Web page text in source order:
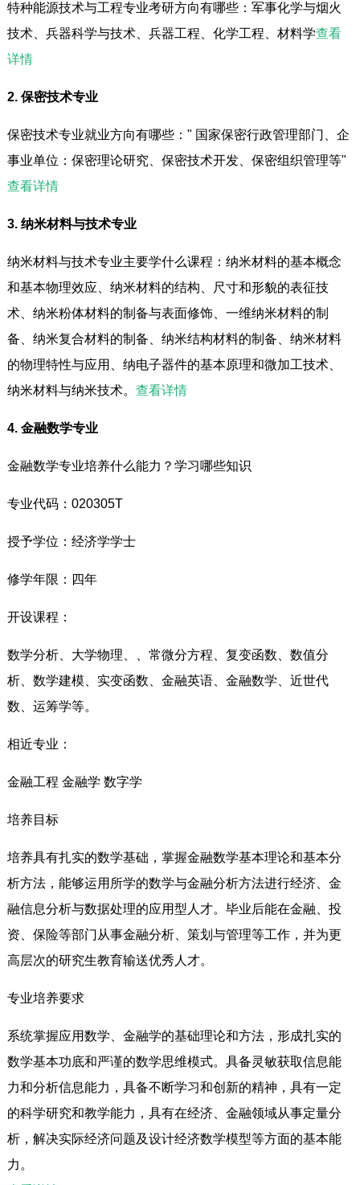
特种能源技术与工程专业考研方向有哪些：军事化学与烟火
技术、兵器科学与技术、兵器工程、化学工程、材料学查看
详情
2. 保密技术专业
保密技术专业就业方向有哪些：" 国家保密行政管理部门、企
事业单位：保密理论研究、保密技术开发、保密组织管理等"
查看详情
3. 纳米材料与技术专业
纳米材料与技术专业主要学什么课程：纳米材料的基本概念
和基本物理效应、纳米材料的结构、尺寸和形貌的表征技
术、纳米粉体材料的制备与表面修饰、一维纳米材料的制
备、纳米复合材料的制备、纳米结构材料的制备、纳米材料
的物理特性与应用、纳电子器件的基本原理和微加工技术、
纳米材料与纳米技术。 查看详情
4. 金融数学专业
金融数学专业培养什么能力？学习哪些知识
专业代码：020305T
授予学位：经济学学士
修学年限：四年
开设课程：
数学分析、大学物理、、常微分方程、复变函数、数值分
析、数学建模、实变函数、金融英语、金融数学、近世代
数、运筹学等。
相近专业：
金融工程 金融学 数字学
培养目标
培养具有扎实的数学基础，掌握金融数学基本理论和基本分
析方法，能够运用所学的数学与金融分析方法进行经济、金
融信息分析与数据处理的应用型人才。毕业后能在金融、投
资、保险等部门从事金融分析、策划与管理等工作，并为更
高层次的研究生教育输送优秀人才。
专业培养要求
系统掌握应用数学、金融学的基础理论和方法，形成扎实的
数学基本功底和严谨的数学思维模式。具备灵敏获取信息能
力和分析信息能力，具备不断学习和创新的精神，具有一定
的科学研究和教学能力，具有在经济、金融领域从事定量分
析，解决实际经济问题及设计经济数学模型等方面的基本能
力。